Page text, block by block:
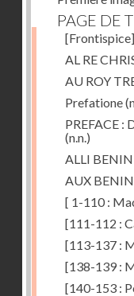
PAGE DE
[Frontispice]
AL RE
AU ROY
Prefatione
PREFACE :
(n.n.)
ALLI
AUX
[ 1-110 :
[111-112 :
[113-137 :
[138-139 :
[140-153 :